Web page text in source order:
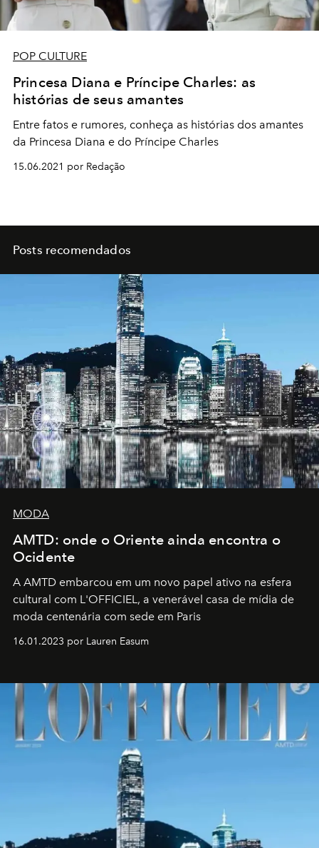
POP CULTURE
Princesa Diana e Príncipe Charles: as
histórias de seus amantes
Entre fatos e rumores, conheça as histórias dos amantes
da Princesa Diana e do Príncipe Charles
15.06.2021 por Redação
Posts recomendados
MODA
AMTD: onde o Oriente ainda encontra o
Ocidente
A AMTD embarcou em um novo papel ativo na esfera
cultural com L'OFFICIEL, a venerável casa de mídia de
moda centenária com sede em Paris
16.01.2023 por Lauren Easum